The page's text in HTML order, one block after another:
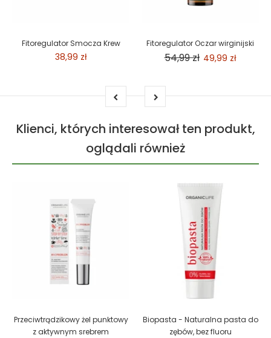
Fitoregulator Smocza Krew
38,99 zł
Fitoregulator Oczar wirginijski
54,99 zł 49,99 zł
Klienci, których interesował ten produkt,
oglądali również
Przeciwtrądzikowy żel punktowy
z aktywnym srebrem
Biopasta - Naturalna pasta do
zębów, bez fluoru